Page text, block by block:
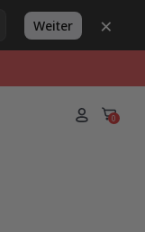
Weiter ×
0